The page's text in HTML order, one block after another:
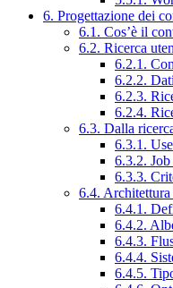
6. Progettazione dei
6.1. Cos’è il
6.2. Ricerca
6.2.1.
6.2.2.
6.2.3.
6.2.4.
6.3. Dalla
6.3.1.
6.3.2.
6.3.3.
6.4.
6.4.1.
6.4.2.
6.4.3.
6.4.4.
6.4.5.